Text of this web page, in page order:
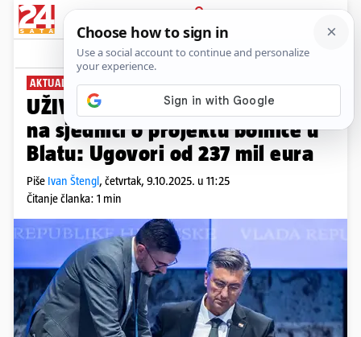
PRIJAVA
News Komentari
AKTUALNOSTI
UŽIVO Ministrica Hrstić govorila
na sjednici o projektu bolnice u
Blatu: Ugovori od 237 mil eura
Piše Ivan Štengl, četvrtak, 9.10.2025. u 11:25
Čitanje članka: 1 min